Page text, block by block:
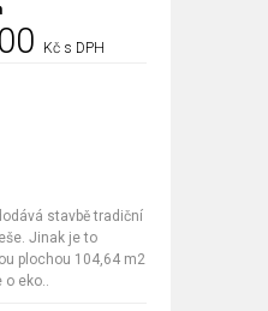
Kč s DPH
stavbě tradiční
Jinak je to
plochou 104,64 m2
eko..